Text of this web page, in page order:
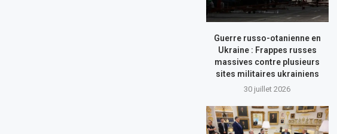
Guerre russo-otanienne en
Ukraine : Frappes russes
massives contre plusieurs
sites militaires ukrainiens
30 juillet 2026